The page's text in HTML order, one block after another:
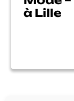
à Lille